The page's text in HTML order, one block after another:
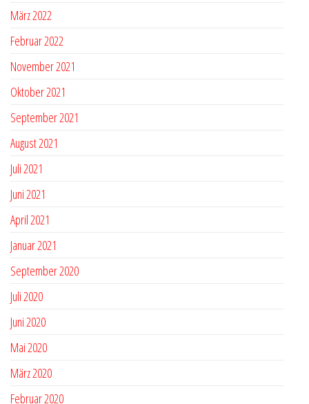
März 2022
Februar 2022
November 2021
Oktober 2021
September 2021
August 2021
Juli 2021
Juni 2021
April 2021
Januar 2021
September 2020
Juli 2020
Juni 2020
Mai 2020
März 2020
Februar 2020